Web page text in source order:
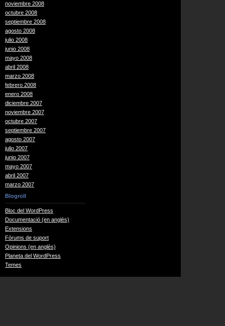
noviembre 2008
octubre 2008
septiembre 2008
agosto 2008
julio 2008
junio 2008
mayo 2008
abril 2008
marzo 2008
febrero 2008
enero 2008
diciembre 2007
noviembre 2007
octubre 2007
septiembre 2007
agosto 2007
julio 2007
junio 2007
mayo 2007
abril 2007
marzo 2007
Blogroll
Bloc del WordPress
Documentació (en anglès)
Extensions
Fòrums de suport
Opinions (en anglès)
Planeta del WordPress
Temes